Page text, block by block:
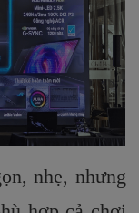
nhẹ, nhưng